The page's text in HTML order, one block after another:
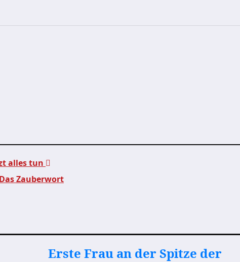
alles tun
Zauberwort
Erste Frau an der Spitze der